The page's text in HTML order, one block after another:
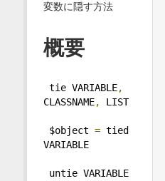
変数に隠す方法
概要
tie VARIABLE,
CLASSNAME, LIST
$object = tied
VARIABLE
untie VARIABLE